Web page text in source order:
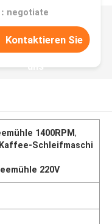
negotiate
Kontaktieren Sie
uns
1400RPM,
Schleifmaschi
220V